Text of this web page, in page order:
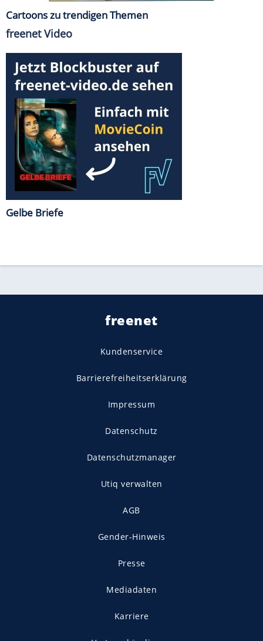
Cartoons zu trendigen Themen
freenet Video
Gelbe Briefe
freenet
Kundenservice
Barrierefreiheitserklärung
Impressum
Datenschutz
Datenschutzmanager
Utiq verwalten
AGB
Gender-Hinweis
Presse
Mediadaten
Karriere